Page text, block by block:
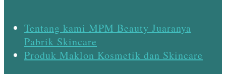
Tentang kami MPM Beauty Juaranya
Pabrik Skincare
Produk Maklon Kosmetik dan Skincare